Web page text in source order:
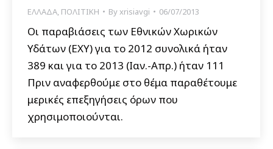
ΕΛΛΑΔΑ, ΠΟΛΙΤΙΚΗ Byxrisiavgi 06/07/2013
Οι παραβιάσεις των Εθνικών Χωρικών
Υδάτων (ΕΧΥ) για το 2012 συνολικά ήταν
389 και για το 2013 (Ιαν.-Απρ.) ήταν 111
Πριν αναφερθούμε στο θέμα παραθέτουμε
μερικές επεξηγήσεις όρων που
χρησιμοποιούνται.